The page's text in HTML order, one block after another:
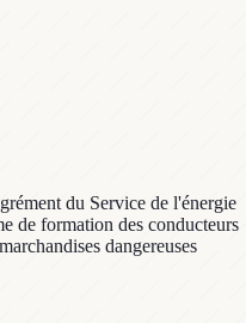
du Service de l'énergie
de formation des conducteurs
dangereuses